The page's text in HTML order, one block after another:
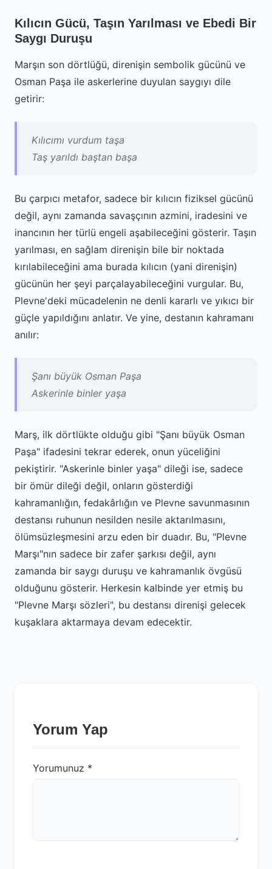
Kılıcın Gücü, Taşın Yarılması ve Ebedi Bir
Saygı Duruşu
Marşın son dörtlüğü, direnişin sembolik gücünü ve
Osman Paşa ile askerlerine duyulan saygıyı dile
getirir:
Kılıcımı vurdum taşa
Taş yarıldı baştan başa
Bu çarpıcı metafor, sadece bir kılıcın fiziksel gücünü
değil, aynı zamanda savaşçının azmini, iradesini ve
inancının her türlü engeli aşabileceğini gösterir. Taşın
yarılması, en sağlam direnişin bile bir noktada
kırılabileceğini ama burada kılıcın (yani direnişin)
gücünün her şeyi parçalayabileceğini vurgular. Bu,
Plevne'deki mücadelenin ne denli kararlı ve yıkıcı bir
güçle yapıldığını anlatır. Ve yine, destanın kahramanı
anılır:
Şanı büyük Osman Paşa
Askerinle binler yaşa
Marş, ilk dörtlükte olduğu gibi "Şanı büyük Osman
Paşa" ifadesini tekrar ederek, onun yüceliğini
pekiştirir. "Askerinle binler yaşa" dileği ise, sadece
bir ömür dileği değil, onların gösterdiği
kahramanlığın, fedakârlığın ve Plevne savunmasının
destansı ruhunun nesilden nesile aktarılmasını,
ölümsüzleşmesini arzu eden bir duadır. Bu, "Plevne
Marşı"nın sadece bir zafer şarkısı değil, aynı
zamanda bir saygı duruşu ve kahramanlık övgüsü
olduğunu gösterir. Herkesin kalbinde yer etmiş bu
"Plevne Marşı sözleri", bu destansı direnişi gelecek
kuşaklara aktarmaya devam edecektir.
Yorum Yap
Yorumunuz *